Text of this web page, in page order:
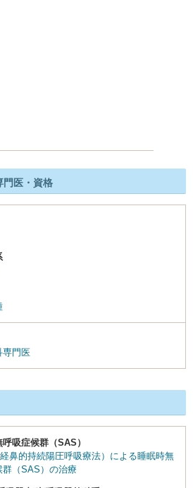
門医・資格
専門医
呼吸症候群（SAS）
鼻的持続陽圧呼吸療法）による睡眠時無
群（SAS）の治療